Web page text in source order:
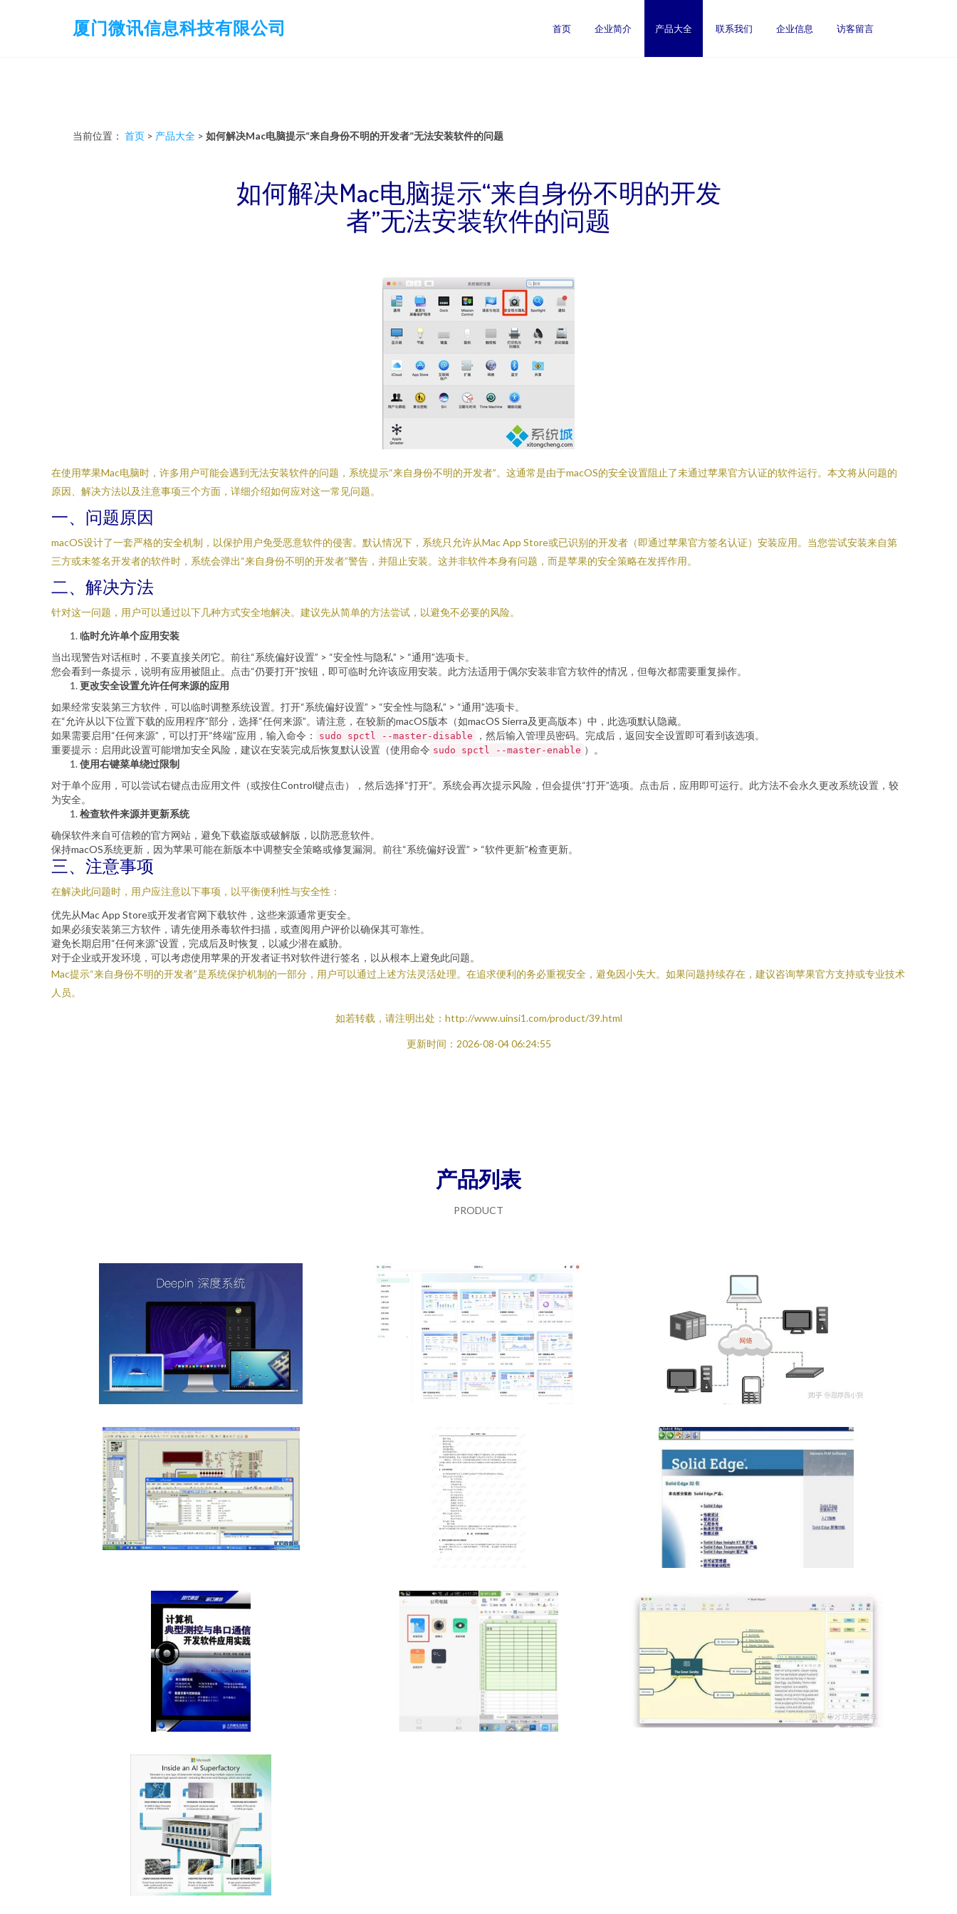
厦门微讯信息科技有限公司 首页 企业简介 产品大全 联系我们 企业信息 访客留言
当前位置： 首页 > 产品大全 > 如何解决Mac电脑提示“来自身份不明的开发者”无法安装软件的问题
如何解决Mac电脑提示“来自身份不明的开发
者”无法安装软件的问题
在使用苹果Mac电脑时，许多用户可能会遇到无法安装软件的问题，系统提示“来自身份不明的开发者”。这通常是由于macOS的安全设置阻止了未通过苹果官方认证的软件运行。本文将从问题的
原因、解决方法以及注意事项三个方面，详细介绍如何应对这一常见问题。
一、问题原因
macOS设计了一套严格的安全机制，以保护用户免受恶意软件的侵害。默认情况下，系统只允许从Mac App Store或已识别的开发者（即通过苹果官方签名认证）安装应用。当您尝试安装来自第
三方或未签名开发者的软件时，系统会弹出“来自身份不明的开发者”警告，并阻止安装。这并非软件本身有问题，而是苹果的安全策略在发挥作用。
二、解决方法
针对这一问题，用户可以通过以下几种方式安全地解决。建议先从简单的方法尝试，以避免不必要的风险。
临时允许单个应用安装
当出现警告对话框时，不要直接关闭它。前往“系统偏好设置” > “安全性与隐私” > “通用”选项卡。
您会看到一条提示，说明有应用被阻止。点击“仍要打开”按钮，即可临时允许该应用安装。此方法适用于偶尔安装非官方软件的情况，但每次都需要重复操作。
更改安全设置允许任何来源的应用
如果经常安装第三方软件，可以临时调整系统设置。打开“系统偏好设置” > “安全性与隐私” > “通用”选项卡。
在“允许从以下位置下载的应用程序”部分，选择“任何来源”。请注意，在较新的macOS版本（如macOS Sierra及更高版本）中，此选项默认隐藏。
如果需要启用“任何来源”，可以打开“终端”应用，输入命令：
sudo spctl --master-disable
，然后输入管理员密码。完成后，返回安全设置即可看到该选项。
重要提示：启用此设置可能增加安全风险，建议在安装完成后恢复默认设置（使用命令 sudo spctl --master-enable ）。
使用右键菜单绕过限制
对于单个应用，可以尝试右键点击应用文件（或按住Control键点击），然后选择“打开”。系统会再次提示风险，但会提供“打开”选项。点击后，应用即可运行。此方法不会永久更改系统设置，较
为安全。
检查软件来源并更新系统
确保软件来自可信赖的官方网站，避免下载盗版或破解版，以防恶意软件。
保持macOS系统更新，因为苹果可能在新版本中调整安全策略或修复漏洞。前往“系统偏好设置” > “软件更新”检查更新。
三、注意事项
在解决此问题时，用户应注意以下事项，以平衡便利性与安全性：
优先从Mac App Store或开发者官网下载软件，这些来源通常更安全。
如果必须安装第三方软件，请先使用杀毒软件扫描，或查阅用户评价以确保其可靠性。
避免长期启用“任何来源”设置，完成后及时恢复，以减少潜在威胁。
对于企业或开发环境，可以考虑使用苹果的开发者证书对软件进行签名，以从根本上避免此问题。
Mac提示“来自身份不明的开发者”是系统保护机制的一部分，用户可以通过上述方法灵活处理。在追求便利的务必重视安全，避免因小失大。如果问题持续存在，建议咨询苹果官方支持或专业技术
人员。
如若转载，请注明出处：http://www.uinsi1.com/product/39.html
更新时间：2026-08-04 06:24:55
产品列表
PRODUCT